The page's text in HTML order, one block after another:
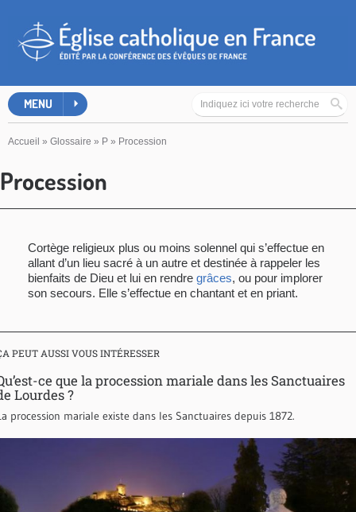
MENU
Accueil » Glossaire » P » Procession
Procession
Cortège religieux plus ou moins solennel qui s’effectue en
allant d’un lieu sacré à un autre et destinée à rappeler les
bienfaits de Dieu et lui en rendre grâces, ou pour implorer
son secours. Elle s’effectue en chantant et en priant.
PEUT AUSSI VOUS INTÉRESSER
ce que la procession mariale dans les Sanctuaires
Lourdes ?
procession mariale existe dans les Sanctuaires depuis 1872.